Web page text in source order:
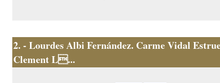
2. - Lourdes Albi Fernández. Carme Vidal
Clement L...